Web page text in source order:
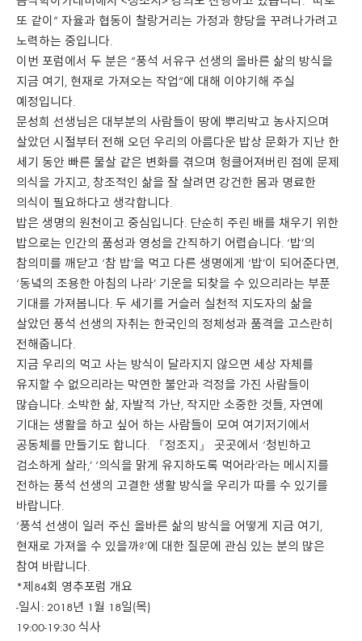
또 같이” 자율과 협동이 찰랑거리는 가정과 향당을 꾸려나가려고
노력하는 중입니다.
이번 포럼에서 두 분은 “풍석 서유구 선생의 올바른 삶의 방식을
지금 여기, 현재로 가져오는 작업”에 대해 이야기해 주실
예정입니다.
문성희 선생님은 대부분의 사람들이 땅에 뿌리박고 농사지으며
살았던 시절부터 전해 오던 우리의 아름다운 밥상 문화가 지난 한
세기 동안 빠른 물살 같은 변화를 겪으며 헝클어져버린 점에 문제
의식을 가지고, 창조적인 삶을 잘 살려면 강건한 몸과 명료한
의식이 필요하다고 생각합니다.
밥은 생명의 원천이고 중심입니다. 단순히 주린 배를 채우기 위한
밥으로는 인간의 품성과 영성을 간직하기 어렵습니다. ‘밥’의
참의미를 깨닫고 ‘참 밥’을 먹고 다른 생명에게 ‘밥’이 되어준다면,
‘동녘의 조용한 아침의 나라’ 기운을 되찾을 수 있으리라는 부푼
기대를 가져봅니다. 두 세기를 거슬러 실천적 지도자의 삶을
살았던 풍석 선생의 자취는 한국인의 정체성과 품격을 고스란히
전해줍니다.
지금 우리의 먹고 사는 방식이 달라지지 않으면 세상 자체를
유지할 수 없으리라는 막연한 불안과 걱정을 가진 사람들이
많습니다. 소박한 삶, 자발적 가난, 작지만 소중한 것들, 자연에
기대는 생활을 하고 싶어 하는 사람들이 모여 여기저기에서
공동체를 만들기도 합니다. 『정조지』 곳곳에서 ‘청빈하고
검소하게 살라,’ ‘의식을 맑게 유지하도록 먹어라’라는 메시지를
전하는 풍석 선생의 고결한 생활 방식을 우리가 따를 수 있기를
바랍니다.
‘풍석 선생이 일러 주신 올바른 삶의 방식을 어떻게 지금 여기,
현재로 가져올 수 있을까?’에 대한 질문에 관심 있는 분의 많은
참여 바랍니다.
*제84회 영추포럼 개요
-일시: 2018년 1월 18일(목)
19:00-19:30 식사